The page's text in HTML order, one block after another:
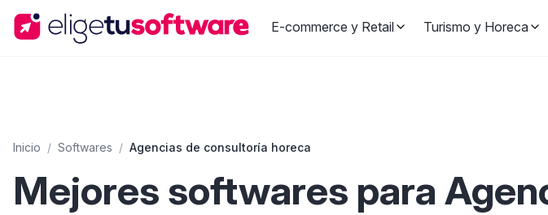
E-commerce y Retail Turismo y Horeca
Inicio / Softwares / Agencias de consultoría horeca
Mejores softwares para